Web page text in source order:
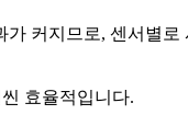
커지므로, 센서별
효율적입니다.